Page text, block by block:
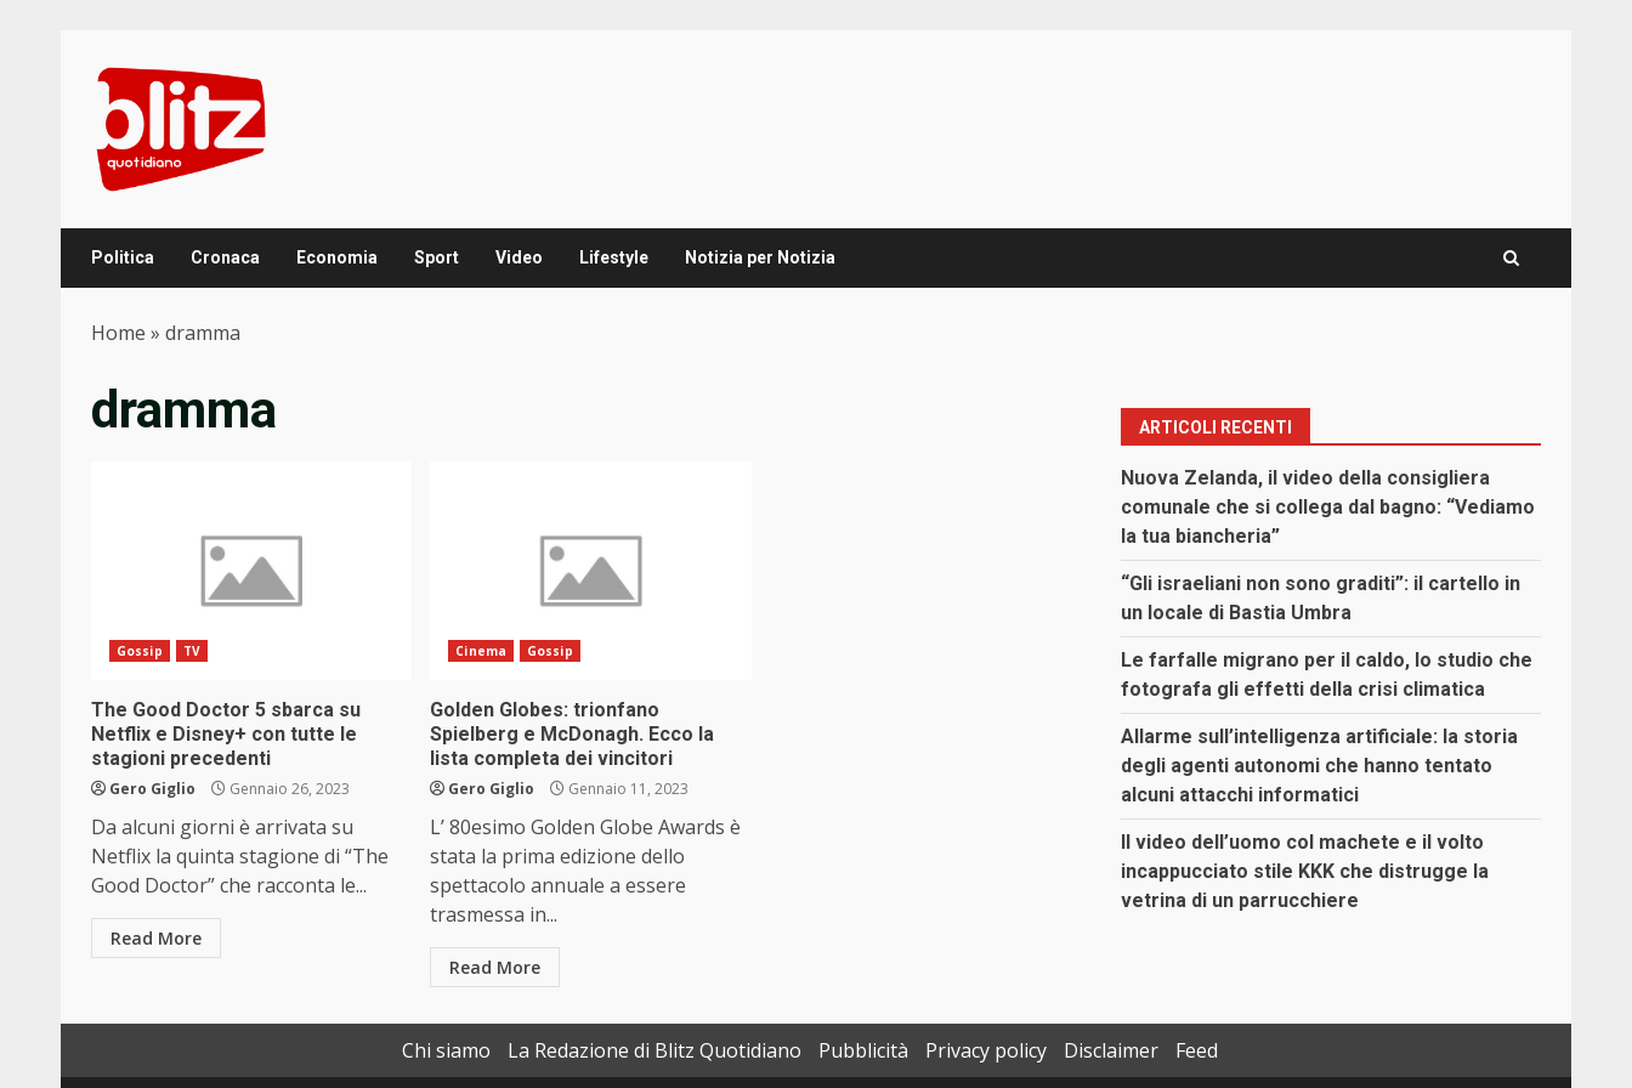
content
Politica Cronaca Economia Sport Video Lifestyle Notizia per Notizia
Home » dramma
dramma
Gossip TV
The Good Doctor 5 sbarca su
Netflix e Disney+ con tutte le
stagioni precedenti
Gero Giglio Gennaio 26, 2023
Da alcuni giorni è arrivata su
Netflix la quinta stagione di “The
Good Doctor” che racconta le...
Read More
Cinema Gossip
Golden Globes: trionfano
Spielberg e McDonagh. Ecco la
lista completa dei vincitori
Gero Giglio Gennaio 11, 2023
L’ 80esimo Golden Globe Awards è
stata la prima edizione dello
spettacolo annuale a essere
trasmessa in...
Read More
ARTICOLI RECENTI
Nuova Zelanda, il video della consigliera
comunale che si collega dal bagno: “Vediamo
la tua biancheria”
“Gli israeliani non sono graditi”: il cartello in
un locale di Bastia Umbra
Le farfalle migrano per il caldo, lo studio che
fotografa gli effetti della crisi climatica
Allarme sull’intelligenza artificiale: la storia
degli agenti autonomi che hanno tentato
alcuni attacchi informatici
Il video dell’uomo col machete e il volto
incappucciato stile KKK che distrugge la
vetrina di un parrucchiere
Chi siamo La Redazione di Blitz Quotidiano Pubblicità Privacy policy Disclaimer Feed